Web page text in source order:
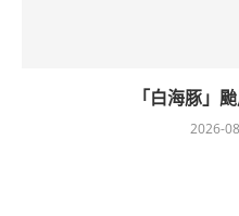
「白海豚」
2026-